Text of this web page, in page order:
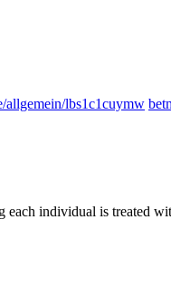
allgemein/lbs1c1cuymw
individual is treated